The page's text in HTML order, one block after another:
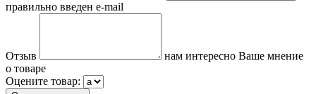
правильно введен e-mail
Отзыв
нам интересно Ваше мнение
о товаре
Оцените товар: